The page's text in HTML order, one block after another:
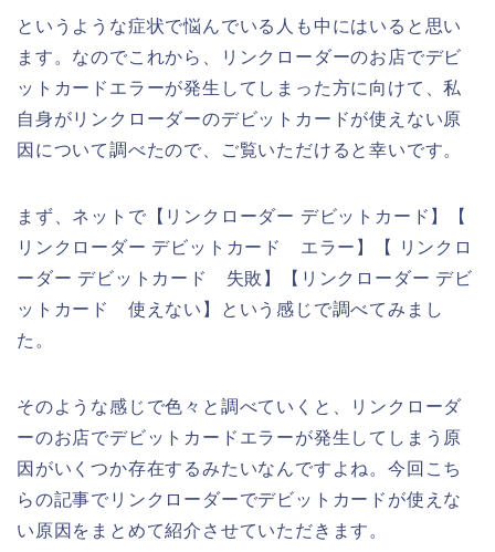
というような症状で悩んでいる人も中にはいると思い
ます。なのでこれから、リンクローダーのお店でデビ
ットカードエラーが発生してしまった方に向けて、私
自身がリンクローダーのデビットカードが使えない原
因について調べたので、ご覧いただけると幸いです。
まず、ネットで【リンクローダー デビットカード】【
リンクローダー デビットカード エラー】【 リンクロ
ーダー デビットカード 失敗】【リンクローダー デビ
ットカード 使えない】という感じで調べてみまし
た。
そのような感じで色々と調べていくと、リンクローダ
ーのお店でデビットカードエラーが発生してしまう原
因がいくつか存在するみたいなんですよね。今回こち
らの記事でリンクローダーでデビットカードが使えな
い原因をまとめて紹介させていただきます。